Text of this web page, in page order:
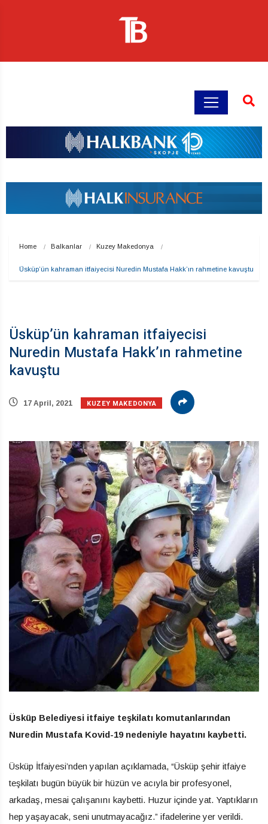
Home Balkanlar Kuzey Makedonya
Üsküp’ün kahraman itfaiyecisi Nuredin Mustafa Hakk’ın rahmetine kavuştu
Üsküp’ün kahraman itfaiyecisi
Nuredin Mustafa Hakk’ın rahmetine
kavuştu
17 April, 2021 KUZEY MAKEDONYA
Üsküp Belediyesi itfaiye teşkilatı komutanlarından
Nuredin Mustafa Kovid-19 nedeniyle hayatını kaybetti.
Üsküp İtfaiyesi’nden yapılan açıklamada, “Üsküp şehir itfaiye
teşkilatı bugün büyük bir hüzün ve acıyla bir profesyonel,
arkadaş, mesai çalışanını kaybetti. Huzur içinde yat. Yaptıkların
hep yaşayacak, seni unutmayacağız.” ifadelerine yer verildi.